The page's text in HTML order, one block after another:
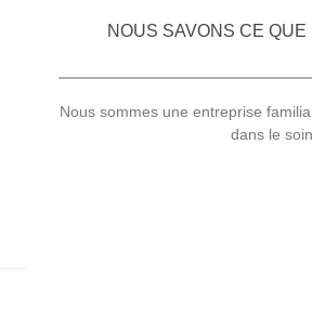
NOUS SAVONS CE
Nous sommes une entreprise
dans le